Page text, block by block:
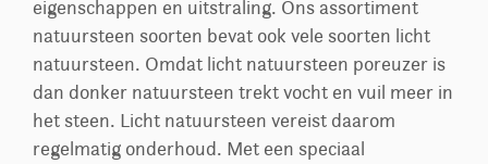
eigenschappen en uitstraling. Ons assortiment
natuursteen soorten bevat ook vele soorten licht
natuursteen. Omdat licht natuursteen poreuzer is
dan donker natuursteen trekt vocht en vuil meer in
het steen. Licht natuursteen vereist daarom
regelmatig onderhoud. Met een speciaal